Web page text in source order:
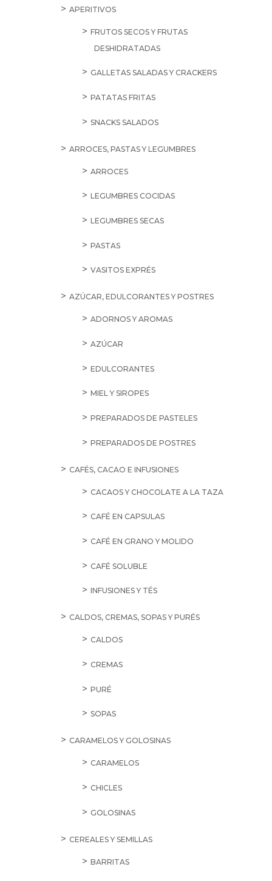
APERITIVOS
FRUTOS SECOS Y FRUTAS
DESHIDRATADAS
GALLETAS SALADAS Y CRACKERS
PATATAS FRITAS
SNACKS SALADOS
ARROCES, PASTAS Y LEGUMBRES
ARROCES
LEGUMBRES COCIDAS
LEGUMBRES SECAS
PASTAS
VASITOS EXPRÉS
AZÚCAR, EDULCORANTES Y POSTRES
ADORNOS Y AROMAS
AZÚCAR
EDULCORANTES
MIEL Y SIROPES
PREPARADOS DE PASTELES
PREPARADOS DE POSTRES
CAFÉS, CACAO E INFUSIONES
CACAOS Y CHOCOLATE A LA TAZA
CAFÉ EN CAPSULAS
CAFÉ EN GRANO Y MOLIDO
CAFÉ SOLUBLE
INFUSIONES Y TÉS
CALDOS, CREMAS, SOPAS Y PURÉS
CALDOS
CREMAS
PURÉ
SOPAS
CARAMELOS Y GOLOSINAS
CARAMELOS
CHICLES
GOLOSINAS
CEREALES Y SEMILLAS
BARRITAS